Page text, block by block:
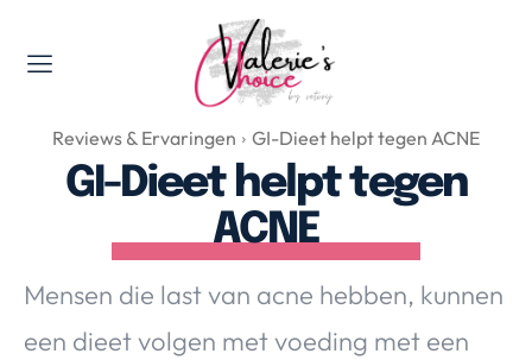
Valerie's Topics
Travel & Culture
Food & Drinks
Happyness & Opmerkelijk
Lifestyle, Sport & Duurzaamheid
Gadgets & Tech
Top 5 van Valerie
Reviews & Ervaringen GI-Dieet helpt tegen ACNE
GI-Dieet helpt tegen
ACNE
Mensen die last van acne hebben, kunnen
een dieet volgen met voeding met een